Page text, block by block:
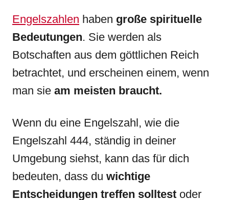
Engelszahlen haben große spirituelle
Bedeutungen. Sie werden als
Botschaften aus dem göttlichen Reich
betrachtet, und erscheinen einem, wenn
man sie am meisten braucht.
Wenn du eine Engelszahl, wie die
Engelszahl 444, ständig in deiner
Umgebung siehst, kann das für dich
bedeuten, dass du wichtige
Entscheidungen treffen solltest oder